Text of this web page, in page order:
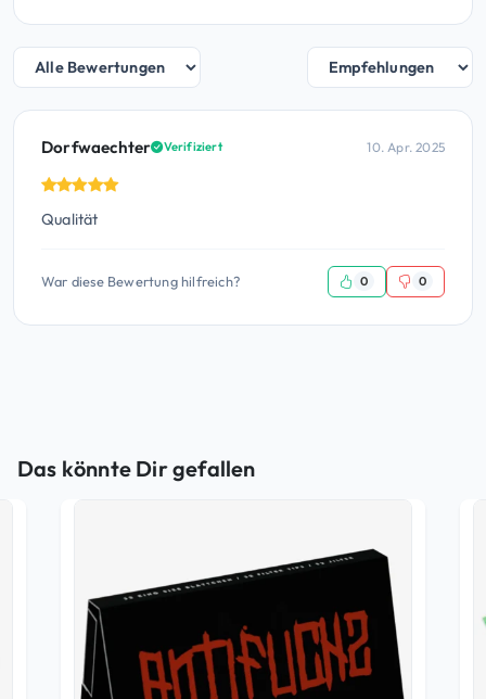
Dorfwaechter Verifiziert 10. Apr. 2025
Qualität
War diese Bewertung hilfreich? 0 0
Das könnte Dir gefallen